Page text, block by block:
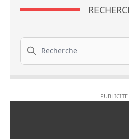
Recherche